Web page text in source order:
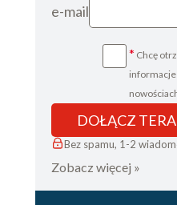
e-mail
* Chcę
informacje
DOŁĄCZ
Bez spamu, 1-2
Zobacz więcej »